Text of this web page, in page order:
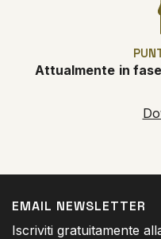
Attualmente in
EMAIL NEWSLETTER
Iscriviti gratuitamente